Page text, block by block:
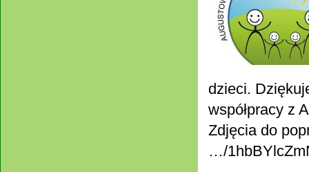
dzieci.
współpracy z
Zdjęcia do
…/